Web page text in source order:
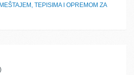
TEPISIMA I OPREMOM ZA